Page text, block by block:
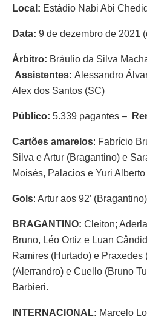
Local: Estádio Nabi Abi
Data: 9 de dezembro de 2021
Árbitro: Bráulio da Silva
Assistentes: Alessandro
Alex dos Santos (SC)
Público: 5.339 pagantes –
Cartões amarelos: Fabrício
Silva e Artur (Bragantino) e
Moisés, Palacios e Yuri
Gols: Artur aos 92’ (Bragantino)
BRAGANTINO: Cleiton;
Bruno, Léo Ortiz e Luan
Ramires (Hurtado) e Praxedes
(Alerrandro) e Cuello (Bruno
Barbieri.
INTERNACIONAL: Marcelo